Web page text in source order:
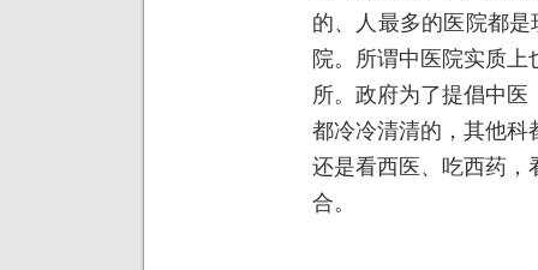
的、人最多的医院都是
院。所谓中医院实质
所。政府为了提倡中
都冷冷清清的，其他科
还是看西医、吃西药，
合。